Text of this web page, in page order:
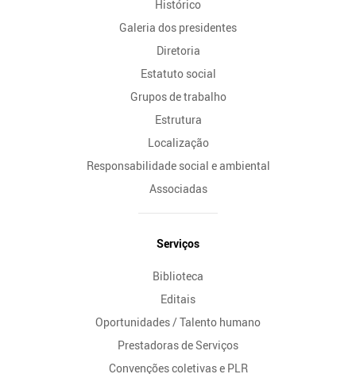
Histórico
Galeria dos presidentes
Diretoria
Estatuto social
Grupos de trabalho
Estrutura
Localização
Responsabilidade social e ambiental
Associadas
Serviços
Biblioteca
Editais
Oportunidades / Talento humano
Prestadoras de Serviços
Convenções coletivas e PLR